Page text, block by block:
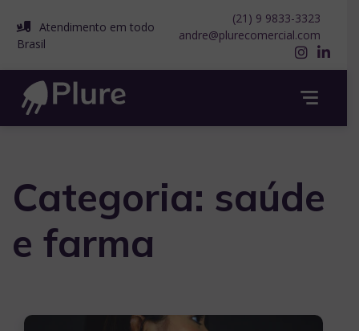
para
conteúdo
Atendimento em todo
Brasil
(21) 9 9833-3323
andre@plurecomercial.com
Categoria: saúde
e farma